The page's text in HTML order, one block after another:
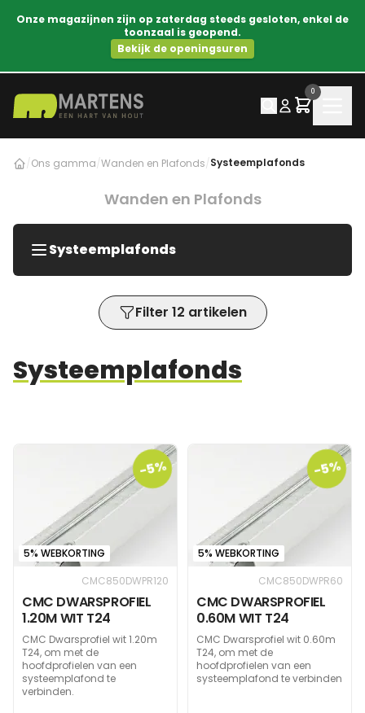
Onze magazijnen zijn op zaterdag steeds gesloten, enkel de
toonzaal is geopend.
Bekijk de openingsuren
0
/Ons gamma/Wanden en Plafonds/Systeemplafonds
Wanden en Plafonds
Systeemplafonds
Filter 12 artikelen
Systeemplafonds
-5%
5% WEBKORTING
CMC850DWPR120
CMC DWARSPROFIEL
1.20M WIT T24
CMC Dwarsprofiel wit 1.20m
T24, om met de
hoofdprofielen van een
systeemplafond te
verbinden.
-5%
5% WEBKORTING
CMC850DWPR60
CMC DWARSPROFIEL
0.60M WIT T24
CMC Dwarsprofiel wit 0.60m
T24, om met de
hoofdprofielen van een
systeemplafond te verbinden